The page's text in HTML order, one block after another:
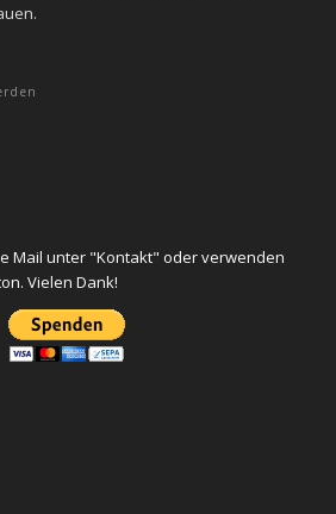
Mail unter "Kontakt" oder verwenden
Vielen Dank!